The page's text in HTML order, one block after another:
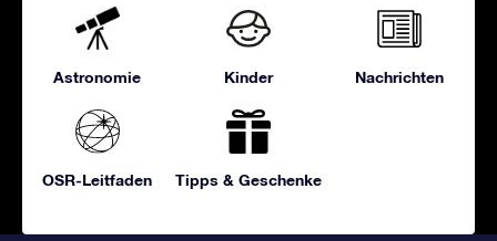
Astronomie Kinder Nachrichten
OSR-Leitfaden Tipps & Geschenke